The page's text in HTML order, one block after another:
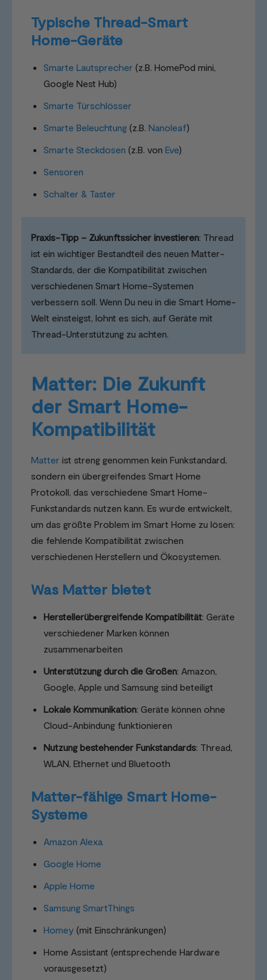
Typische Thread-Smart
Home-Geräte
Smarte Lautsprecher (z.B. HomePod mini,
Google Nest Hub)
Smarte Türschlösser
Smarte Beleuchtung (z.B. Nanoleaf)
Smarte Steckdosen (z.B. von Eve)
Sensoren
Schalter & Taster
Praxis-Tipp – Zukunftssicher investieren: Thread
ist ein wichtiger Bestandteil des neuen Matter-
Standards, der die Kompatibilität zwischen
verschiedenen Smart Home-Systemen
verbessern soll. Wenn Du neu in die Smart Home-
Welt einsteigst, lohnt es sich, auf Geräte mit
Thread-Unterstützung zu achten.
Matter: Die Zukunft
der Smart Home-
Kompatibilität
Matter ist streng genommen kein Funkstandard,
sondern ein übergreifendes Smart Home
Protokoll, das verschiedene Smart Home-
Funkstandards nutzen kann. Es wurde entwickelt,
um das größte Problem im Smart Home zu lösen:
die fehlende Kompatibilität zwischen
verschiedenen Herstellern und Ökosystemen.
Was Matter bietet
Herstellerübergreifende Kompatibilität: Geräte
verschiedener Marken können
zusammenarbeiten
Unterstützung durch die Großen: Amazon,
Google, Apple und Samsung sind beteiligt
Lokale Kommunikation: Geräte können ohne
Cloud-Anbindung funktionieren
Nutzung bestehender Funkstandards: Thread,
WLAN, Ethernet und Bluetooth
Matter-fähige Smart Home-
Systeme
Amazon Alexa
Google Home
Apple Home
Samsung SmartThings
Homey (mit Einschränkungen)
Home Assistant (entsprechende Hardware
vorausgesetzt)